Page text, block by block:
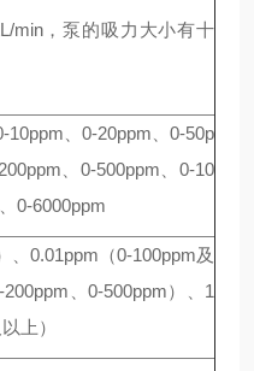
min，泵的吸力大小有十
10ppm、0-20ppm、0-50p
、0-500ppm、0-10
0-6000ppm
、0.01ppm（0-100ppm及
、0-500ppm）、1
上）